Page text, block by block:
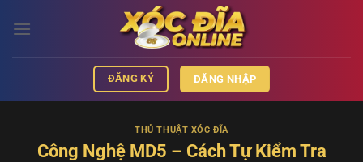
qua
ĐĂNG KÝ ĐĂNG NHẬP
THỦ THUẬT XÓC ĐĨA
Công Nghệ MD5 – Cách Tự Kiểm Tra